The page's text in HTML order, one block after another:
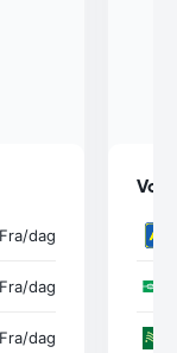
Fra/dag
Fra/dag
Fra/dag